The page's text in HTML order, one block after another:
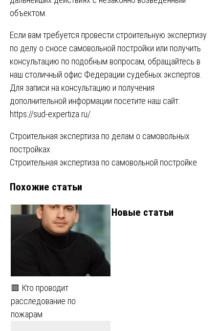
объектом.
Если вам требуется провести строительную экспертизу
по делу о сносе самовольной постройки или получить
консультацию по подобным вопросам, обращайтесь в
наш столичный офис Федерации судебных экспертов.
Для записи на консультацию и получения
дополнительной информации посетите наш сайт:
https://sud-expertiza.ru/.
Навигация
по
Строительная экспертиза по делам о самовольных
постройках
Строительная экспертиза по самовольной постройке
Похожие статьи
🟥 Кто проводит
расследование по
пожарам
Новые статьи